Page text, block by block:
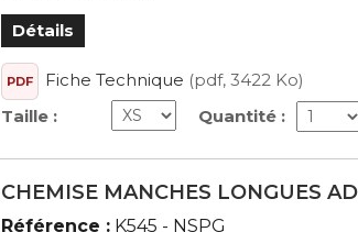
Détails
PDF Fiche Technique (pdf, 3422 Ko)
Taille :
Quantité :
CHEMISE MANCHES LONGUES
Référence : K545 - NSPG